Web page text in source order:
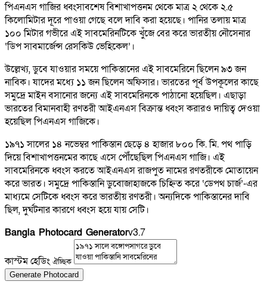
পিএনএস গাজির ধ্বংসাবশেষ বিশাখাপত্তনম থেকে মাত্র ২ থেকে ২.৫
কিলোমিটার দূরে পাওয়া গেছে বলে দাবি করা হয়েছে। পানির তলায় মাত্র
১০০ মিটার গভীরে এই সাবমেরিনটিকে খুঁজে বের করে ভারতীয় নৌসেনার
‘ডিপ সাবমার্জেন্স রেসকিউ ভেহিকেল’।
উল্লেখ্য, ডুবে যাওয়ার সময়ে পাকিস্তানের এই সাবমেরিনে ছিলেন ৯৩ জন
নাবিক। যাদের মধ্যে ১১ জন ছিলেন অফিসার। ভারতের পূর্ব উপকূলের কাছে
সমুদ্রে মাইন বসানোর জন্যে এই সাবমেরিনকে পাঠানো হয়েছিল। এছাড়া
ভারতের বিমানবাহী রণতরী আইএনএস বিক্রান্ত ধ্বংস করারও দায়িত্ব দেওয়া
হয়েছিল পিএনএস গাজিকে।
১৯৭১ সালের ১৪ নভেম্বর পাকিস্তান ছেড়ে ৪ হাজার ৮০০ কি. মি. পথ পাড়ি
দিয়ে বিশাখাপত্তনমের কাছে এসে পৌঁছেছিল পিএনএস গাজি। এই
সাবমেরিনকে ধ্বংস করতে আইএনএস রাজপুত নামের রণতরীকে মোতায়েন
করে ভারত। সমুদ্রে পাকিস্তানি ডুবোজাহাজকে চিহ্নিত করে ‘ডেপথ চার্জ’-এর
মাধ্যমে সেটিকে ধ্বংস করে ভারতীয় রণতরী। অন্যদিকে পাকিস্তানের দাবি
ছিল, দুর্ঘটনার কারণে ধ্বংস হয়ে যায় সেটি।
Bangla Photocard Generatorv3.7
কাস্টম হেডিংঐচ্ছিক
Generate Photocard